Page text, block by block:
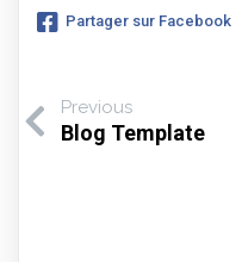
Partager sur Facebook
Previous
Blog Template